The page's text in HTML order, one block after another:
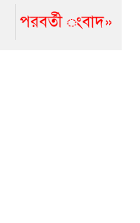
পরবর্তী ংবাদ»